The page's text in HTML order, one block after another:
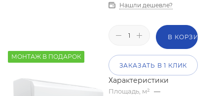
МОНТАЖ В ПОДАРОК
Нашли дешевле?
В КОРЗИНУ
ЗАКАЗАТЬ В 1 КЛИК
Характеристики
Площадь, м² —